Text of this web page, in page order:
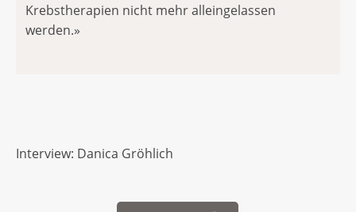
Krebstherapien nicht mehr alleingelassen
werden.»
Interview: Danica Gröhlich